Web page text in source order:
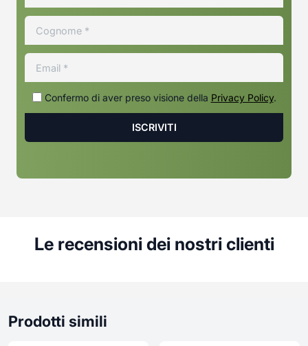
Confermo di aver preso visione della Privacy Policy.
Le recensioni dei nostri clienti
Prodotti simili